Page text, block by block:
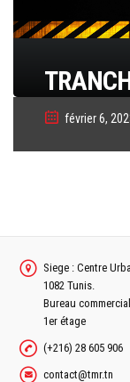
février 6,
Siege : Centre
1082 Tunis.
Bureau
1er étage
(+216) 28 605 906
contact@tmr.tn